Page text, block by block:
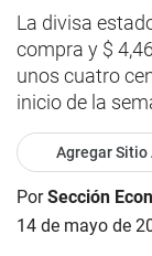
La divisa
compra y $
unos cuatro
inicio de la
Agregar Sitio
PorSección
14 de mayo de